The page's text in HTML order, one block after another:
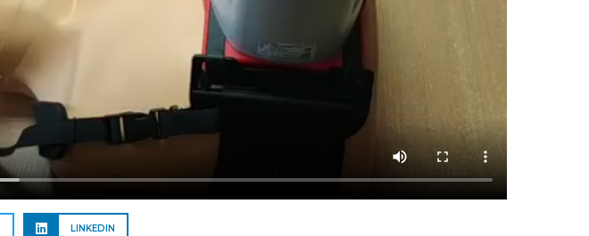
LINKEDIN